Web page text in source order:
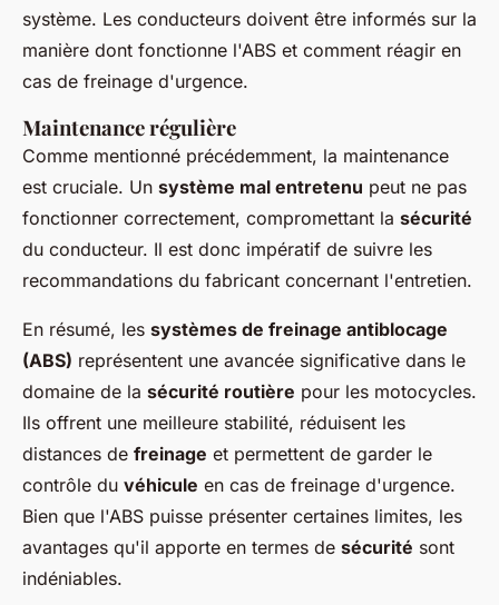
système. Les conducteurs doivent être informés sur la
manière dont fonctionne l'ABS et comment réagir en
cas de freinage d'urgence.
Maintenance régulière
Comme mentionné précédemment, la maintenance
est cruciale. Un système mal entretenu peut ne pas
fonctionner correctement, compromettant la sécurité
du conducteur. Il est donc impératif de suivre les
recommandations du fabricant concernant l'entretien.
En résumé, les systèmes de freinage antiblocage
(ABS) représentent une avancée significative dans le
domaine de la sécurité routière pour les motocycles.
Ils offrent une meilleure stabilité, réduisent les
distances de freinage et permettent de garder le
contrôle du véhicule en cas de freinage d'urgence.
Bien que l'ABS puisse présenter certaines limites, les
avantages qu'il apporte en termes de sécurité sont
indéniables.